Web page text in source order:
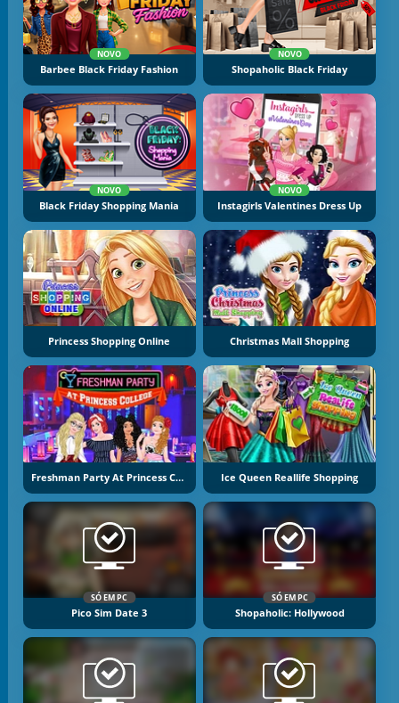
NOVO
Barbee Black Friday Fashion
NOVO
Shopaholic Black Friday
NOVO
Black Friday Shopping Mania
NOVO
Instagirls Valentines Dress Up
Princess Shopping Online Christmas Mall Shopping
Freshman Party At Princess College Ice Queen Reallife Shopping
SÓ EM PC
Pico Sim Date 3
SÓ EM PC
Shopaholic: Hollywood